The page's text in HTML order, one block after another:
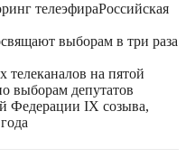
телеэфираРоссийская
выборам в три раза
телеканалов на пятой
выборам депутатов
Федерации IX созыва,